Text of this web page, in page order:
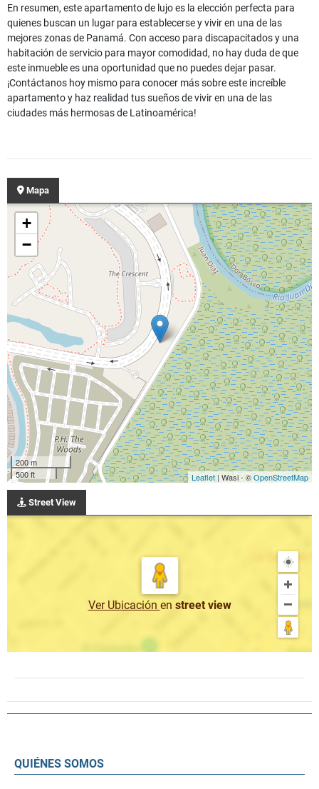
En resumen, este apartamento de lujo es la elección perfecta para
quienes buscan un lugar para establecerse y vivir en una de las
mejores zonas de Panamá. Con acceso para discapacitados y una
habitación de servicio para mayor comodidad, no hay duda de que
este inmueble es una oportunidad que no puedes dejar pasar.
¡Contáctanos hoy mismo para conocer más sobre este increíble
apartamento y haz realidad tus sueños de vivir en una de las
ciudades más hermosas de Latinoamérica!
Mapa
+
−
200 m
500 ft
Leaflet| Wasi - ©OpenStreetMap
Street View
Ver Ubicación en street view
QUIÉNES SOMOS